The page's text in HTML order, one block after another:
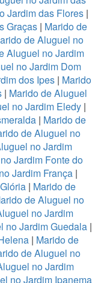
Jardim das Flores |
Graças | Marido de
de Aluguel no
Aluguel no Jardim
no Jardim Dom
dos Ipes | Marido
| Marido de Aluguel
no Jardim Eledy|
| Marido de
de Aluguel no
no Jardim
Jardim Fonte do
Jardim França|
| Marido de
de Aluguel no
no Jardim
no Jardim Guedala|
| Marido de
de Aluguel no
no Jardim
no Jardim Ipanema